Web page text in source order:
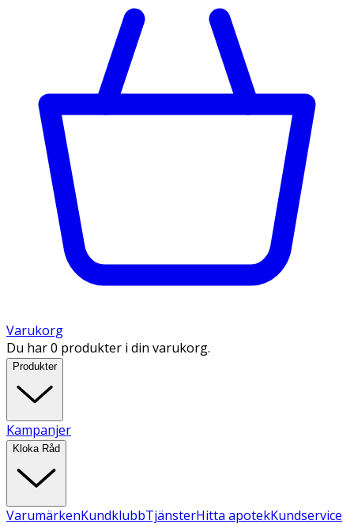
Varukorg
Du har 0 produkter i din varukorg.
Produkter
Kampanjer
Kloka Råd
VarumärkenKundklubbTjänsterHitta apotekKundservice